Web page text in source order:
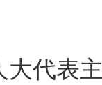
表主